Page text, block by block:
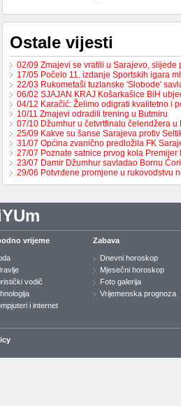
Ostale vijesti
02/09 Zmajevi se vratili u Sarajevo,
17/05 Počelo 11. izdanje Sportskih igara
22/03 Rukometaši tuzlanske 'Slobode'
06/02 SJAJAN KRAJ Košarkašice BiH
04/12 Karačić: Želimo odigrati kvalitetno i
10/11 Zmajevi odradili trening u Butmiru
07/10 Džumhur u četvrtfinalu čelendžera u
25/09 Kakve su šanse Sarajeva protiv
31/07 Općina zvanično predložila FK
27/07 Poznate satnice prvog kola
23/07 Damir Džumhur savladao Bornu
29/06 Potvrđene promjene u rukovodstvu
vrijeme
vodič
i internet
Zabava
Dnevni horoskop
Mjesečni horoskop
Foto galerija
Vrijemenska prognoza